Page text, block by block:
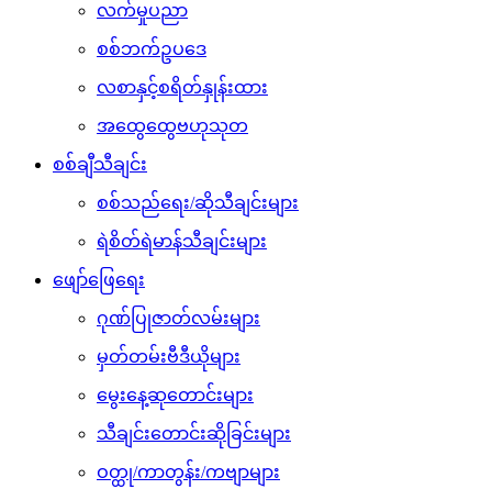
လက်မှုပညာ
စစ်ဘက်ဥပဒေ
လစာနှင့်စရိတ်နှုန်းထား
အထွေထွေဗဟုသုတ
စစ်ချီသီချင်း
စစ်သည်ရေး/ဆိုသီချင်းများ
ရဲစိတ်ရဲမာန်သီချင်းများ
ဖျော်ဖြေရေး
ဂုဏ်ပြုဇာတ်လမ်းများ
မှတ်တမ်းဗီဒီယိုများ
မွေးနေ့ဆုတောင်းများ
သီချင်းတောင်းဆိုခြင်းများ
ဝတ္ထု/ကာတွန်း/ကဗျာများ